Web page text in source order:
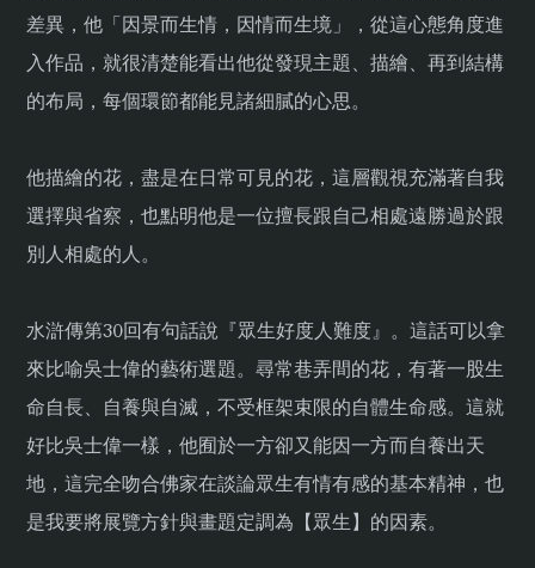
差異，他「因景而生情，因情而生境」，從這心態角度進
入作品，就很清楚能看出他從發現主題、描繪、再到結構
的布局，每個環節都能見諸細膩的心思。
他描繪的花，盡是在日常可見的花，這層觀視充滿著自我
選擇與省察，也點明他是一位擅長跟自己相處遠勝過於跟
別人相處的人。
水滸傳第30回有句話說『眾生好度人難度』。這話可以拿
來比喻吳士偉的藝術選題。尋常巷弄間的花，有著一股生
命自長、自養與自滅，不受框架束限的自體生命感。這就
好比吳士偉一樣，他囿於一方卻又能因一方而自養出天
地，這完全吻合佛家在談論眾生有情有感的基本精神，也
是我要將展覽方針與畫題定調為【眾生】的因素。